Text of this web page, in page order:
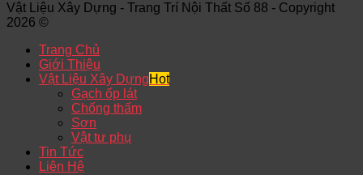
Vật Liệu Xây Dựng - Trang Trí Nội Thất Số 88 - Copyright
2026 ©
Trang Chủ
Giới Thiệu
Vật Liệu Xây Dựng
Gạch ốp lát
Chống thấm
Sơn
Vật tư phụ
Tin Tức
Liên Hệ